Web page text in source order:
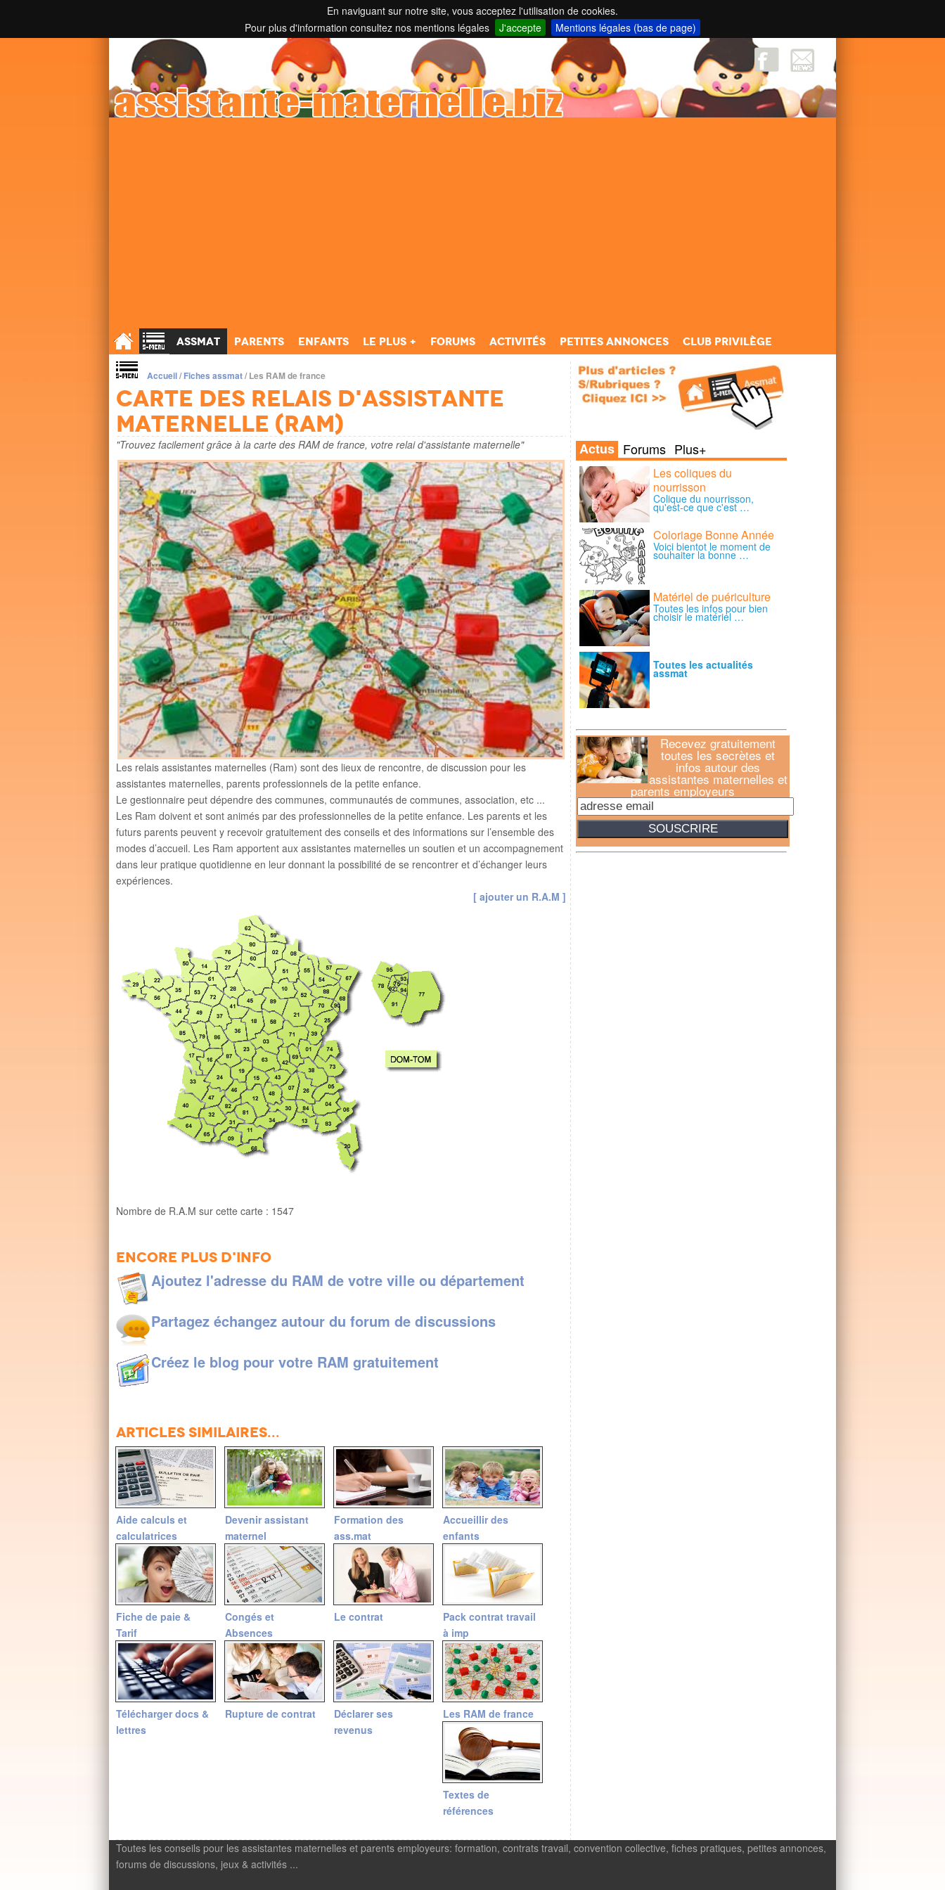
En naviguant sur notre site, vous acceptez l'utilisation de cookies.
Pour plus d'information consultez nos mentions légales
J'accepte Mentions légales (bas de page)
Toutes les informations sur les assistantes maternelles et parents employeurs ...
;
Assmat Parents Enfants Le Plus + Forums Activités Petites annonces Club Privilège
Accueil/Fiches assmat/Les RAM de france
Carte des Relais d'Assistante
Maternelle (RAM)
"Trouvez facilement grâce à la carte des RAM de france, votre relai d'assistante maternelle"
Les relais assistantes maternelles (Ram) sont des lieux de rencontre, de discussion pour les
assistantes maternelles, parents professionnels de la petite enfance.
Le gestionnaire peut dépendre des communes, communautés de communes, association, etc ...
Les Ram doivent et sont animés par des professionnelles de la petite enfance. Les parents et les
futurs parents peuvent y recevoir gratuitement des conseils et des informations sur l’ensemble des
modes d’accueil. Les Ram apportent aux assistantes maternelles un soutien et un accompagnement
dans leur pratique quotidienne en leur donnant la possibilité de se rencontrer et d’échanger leurs
expériences.
[ ajouter un R.A.M ]
Nombre de R.A.M sur cette carte : 1547
Encore plus d'info
Ajoutez l'adresse du RAM de votre ville ou département
Partagez échangez autour du forum de discussions
Créez le blog pour votre RAM gratuitement
Articles similaires...
Aide calculs et
calculatrices
Devenir assistant
maternel
Formation des
ass.mat
Accueillir des
enfants
Fiche de paie &
Tarif
Congés et
Absences
Le contrat
Pack contrat travail
à imp
Télécharger docs &
lettres
Rupture de contrat
Déclarer ses
revenus
Les RAM de france
Textes de
références
Actus Forums Plus+
Les coliques du
nourrisson
Colique du nourrisson,
qu'est-ce que c'est …
Coloriage Bonne Année
Voici bientot le moment de
souhaiter la bonne …
Matériel de puériculture
Toutes les infos pour bien
choisir le matériel …
Toutes les actualités
assmat
Recevez gratuitement
toutes les secrètes et
infos autour des
assistantes maternelles et
parents employeurs
Toutes les conseils pour les assistantes maternelles et parents employeurs: formation, contrats travail, convention collective, fiches pratiques, petites annonces,
forums de discussions, jeux & activités ...